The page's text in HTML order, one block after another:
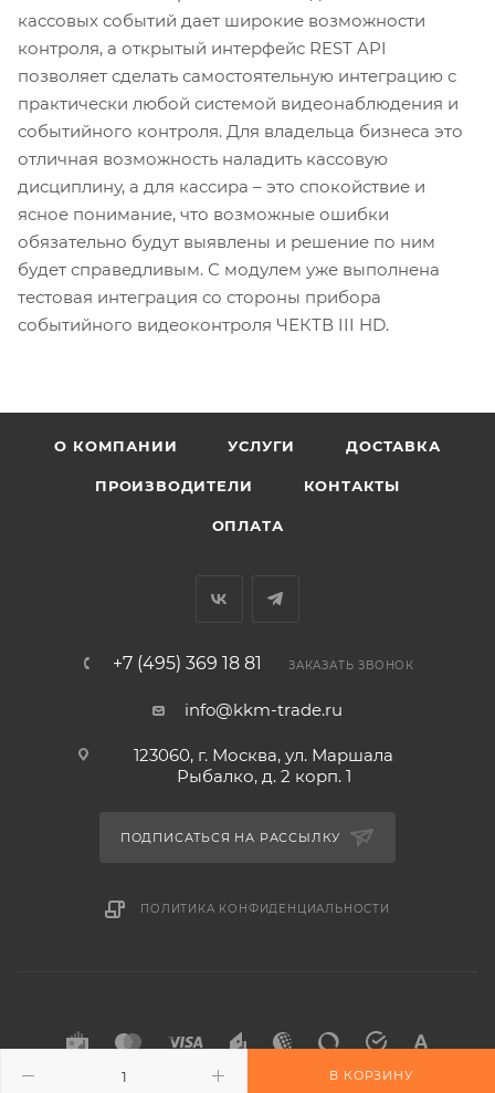
В КОРЗИНУ
кассовых событий дает широкие возможности
контроля, а открытый интерфейс REST API
позволяет сделать самостоятельную интеграцию с
практически любой системой видеонаблюдения и
событийного контроля. Для владельца бизнеса это
отличная возможность наладить кассовую
дисциплину, а для кассира – это спокойствие и
ясное понимание, что возможные ошибки
обязательно будут выявлены и решение по ним
будет справедливым. С модулем уже выполнена
тестовая интеграция со стороны прибора
событийного видеоконтроля ЧЕКТВ III HD.
О КОМПАНИИ УСЛУГИ ДОСТАВКА
ПРОИЗВОДИТЕЛИ КОНТАКТЫ
ОПЛАТА
+7 (495) 369 18 81 ЗАКАЗАТЬ ЗВОНОК
info@kkm-trade.ru
123060, г. Москва, ул. Маршала
Рыбалко, д. 2 корп. 1
ПОДПИСАТЬСЯ НА РАССЫЛКУ
ПОЛИТИКА КОНФИДЕНЦИАЛЬНОСТИ
2015-2026 © KKM-TRADE